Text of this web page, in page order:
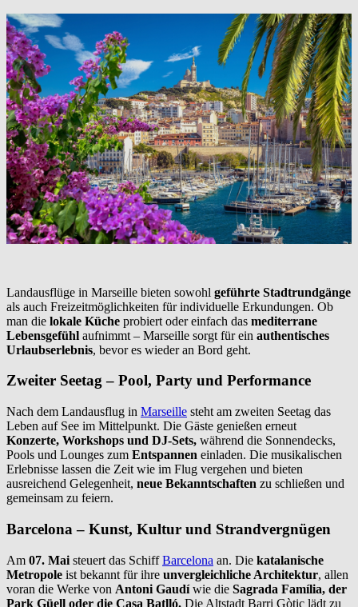
Landausflüge in Marseille bieten sowohl geführte Stadtrundgänge
als auch Freizeitmöglichkeiten für individuelle Erkundungen. Ob
man die lokale Küche probiert oder einfach das mediterrane
Lebensgefühl aufnimmt – Marseille sorgt für ein authentisches
Urlaubserlebnis, bevor es wieder an Bord geht.
Zweiter Seetag – Pool, Party und Performance
Nach dem Landausflug in Marseille steht am zweiten Seetag das
Leben auf See im Mittelpunkt. Die Gäste genießen erneut
Konzerte, Workshops und DJ-Sets, während die Sonnendecks,
Pools und Lounges zum Entspannen einladen. Die musikalischen
Erlebnisse lassen die Zeit wie im Flug vergehen und bieten
ausreichend Gelegenheit, neue Bekanntschaften zu schließen und
gemeinsam zu feiern.
Barcelona – Kunst, Kultur und Strandvergnügen
Am 07. Mai steuert das SchiffBarcelona an. Die katalanische
Metropole ist bekannt für ihre unvergleichliche Architektur, allen
voran die Werke von Antoni Gaudíwie die Sagrada Família, der
Park Güell oder die Casa Batlló. Die Altstadt Barri Gòtic lädt zu